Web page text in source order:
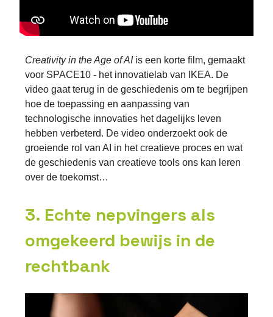
Creativity in the Age of AIis een korte film, gemaakt
voor SPACE10 - het innovatielab van IKEA. De
video gaat terug in de geschiedenis om te begrijpen
hoe de toepassing en aanpassing van
technologische innovaties het dagelijks leven
hebben verbeterd. De video onderzoekt ook de
groeiende rol van AI in het creatieve proces en wat
de geschiedenis van creatieve tools ons kan leren
over de toekomst…
3. Echte nepvingers als
omgekeerd bewijs in de
rechtbank